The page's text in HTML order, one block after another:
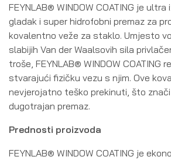
FEYNLAB® WINDOW COATING je
gladak i super hidrofobni premaz za
kovalentno veže za staklo. Umjesto
slabijih Van der Waalsovih sila
troše, FEYNLAB® WINDOW COATING
stvarajući fizičku vezu s njim. Ove
nevjerojatno teško prekinuti, što znači
dugotrajan premaz.
Prednosti proizvoda
FEYNLAB® WINDOW COATING je